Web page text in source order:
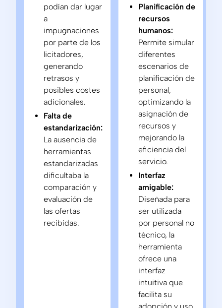
podían dar lugar
a
impugnaciones
por parte de los
licitadores,
generando
retrasos y
posibles costes
adicionales.
Falta de
estandarización:
La ausencia de
herramientas
estandarizadas
dificultaba la
comparación y
evaluación de
las ofertas
recibidas.
Planificación de
recursos
humanos:
Permite simular
diferentes
escenarios de
planificación de
personal,
optimizando la
asignación de
recursos y
mejorando la
eficiencia del
servicio.
Interfaz
amigable:
Diseñada para
ser utilizada
por personal no
técnico, la
herramienta
ofrece una
interfaz
intuitiva que
facilita su